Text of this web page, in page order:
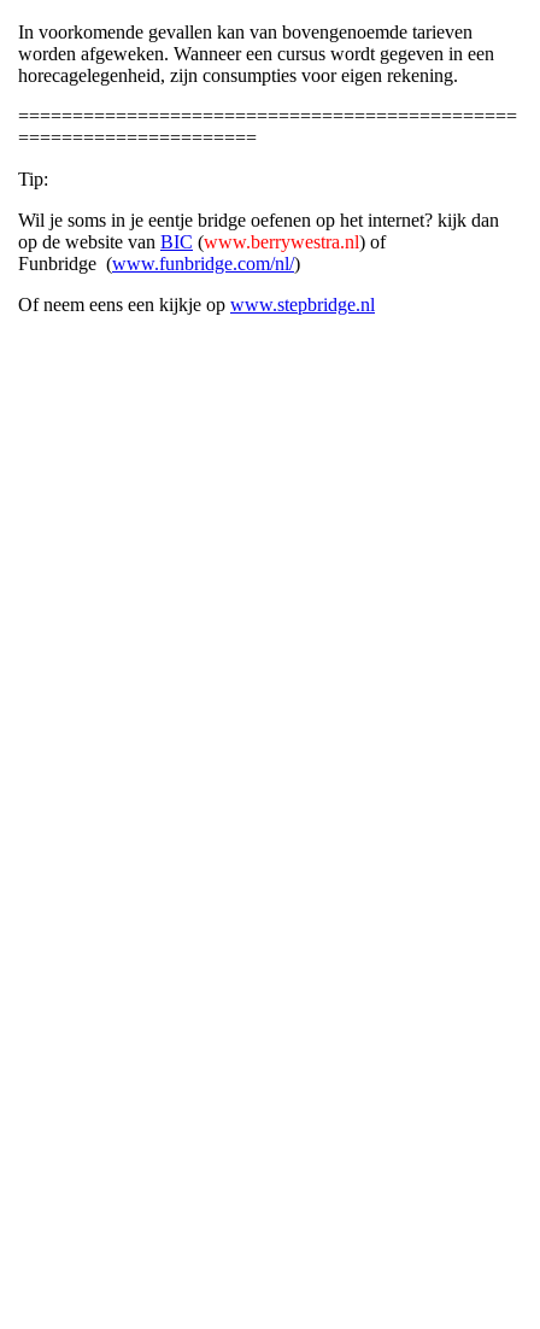
In voorkomende gevallen kan van bovengenoemde tarieven
worden afgeweken. Wanneer een cursus wordt gegeven in een
horecagelegenheid, zijn consumpties voor eigen rekening.
==============================================
======================
Tip:
Wil je soms in je eentje bridge oefenen op het internet? kijk dan
op de website van BIC (www.berrywestra.nl) of
Funbridge (www.funbridge.com/nl/)
Of neem eens een kijkje op www.stepbridge.nl